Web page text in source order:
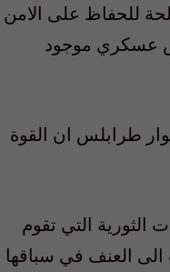
للحفاظ على الامن
عسكري موجود
طرابلس ان القوة
التي تقوم
العنف في سباقها